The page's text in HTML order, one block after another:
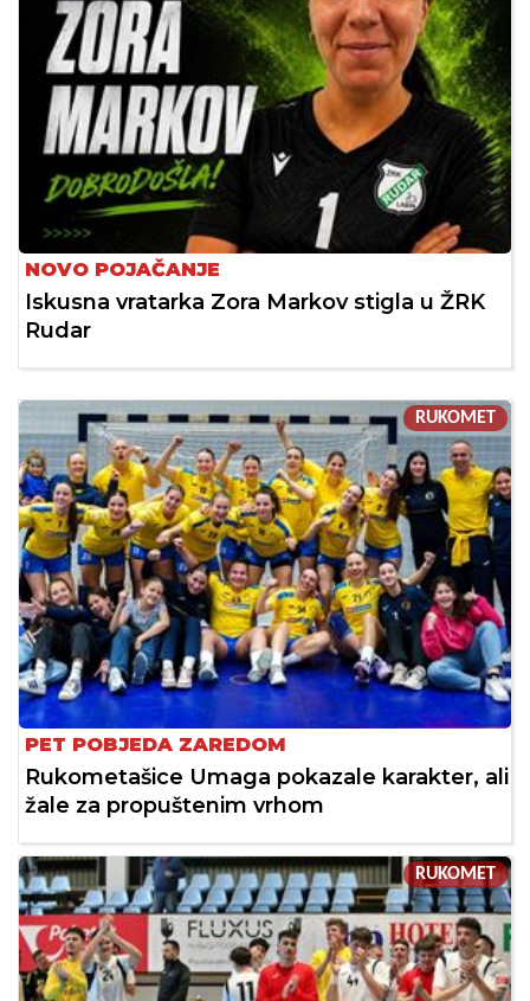
NOVO POJAČANJE
Iskusna vratarka Zora Markov stigla u ŽRK
Rudar
RUKOMET
PET POBJEDA ZAREDOM
Rukometašice Umaga pokazale karakter, ali
žale za propuštenim vrhom
RUKOMET